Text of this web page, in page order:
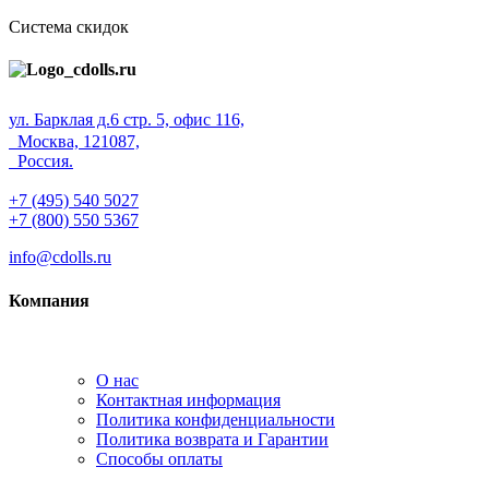
Система скидок
ул. Барклая д.6 стр. 5, офис 116,
Москва, 121087,
Россия.
+7 (495) 540 5027
+7 (800) 550 5367
info@cdolls.ru
Компания
О нас
Контактная информация
Политика конфиденциальности
Политика возврата и Гарантии
Способы оплаты